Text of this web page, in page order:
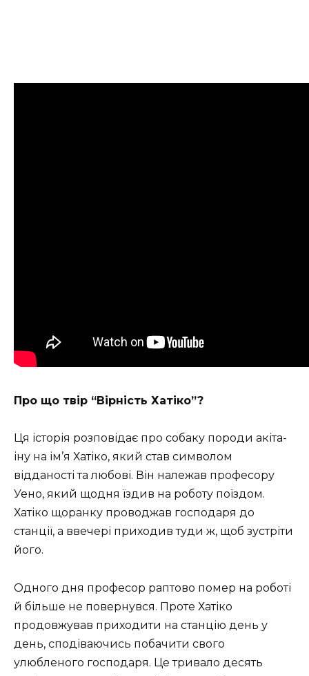
Про що твір “Вірність Хатіко”?
Ця історія розповідає про собаку породи акіта-
іну на ім’я Хатіко, який став символом
відданості та любові. Він належав професору
Уено, який щодня їздив на роботу поїздом.
Хатіко щоранку проводжав господаря до
станції, а ввечері приходив туди ж, щоб зустріти
його.
Одного дня професор раптово помер на роботі
й більше не повернувся. Проте Хатіко
продовжував приходити на станцію день у
день, сподіваючись побачити свого
улюбленого господаря. Це тривало десять